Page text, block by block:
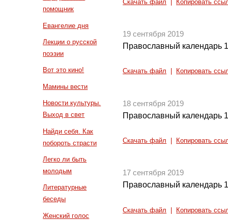
помощник
Евангелие дня
Лекции о русской
поэзии
Вот это кино!
Мамины вести
Новости культуры.
Выход в свет
Найди себя. Как
побороть страсти
Легко ли быть
молодым
Литературные
беседы
Женский голос
Скачать файл Копировать
19 сентября 2019
Православный календарь
Скачать файл Копировать
18 сентября 2019
Православный календарь
Скачать файл Копировать
17 сентября 2019
Православный календарь
Скачать файл Копировать